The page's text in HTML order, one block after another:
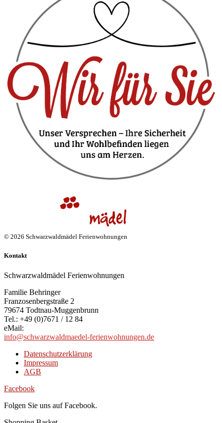
© 2026 Schwarzwaldmädel Ferienwohnungen
Kontakt
Schwarzwaldmädel Ferienwohnungen
Familie Behringer
Franzosenbergstraße 2
79674 Todtnau-Muggenbrunn
Tel.: +49 (0)7671 / 12 84
eMail:
info@schwarzwaldmaedel-ferienwohnungen.de
Datenschutzerklärung
Impressum
AGB
Facebook
Folgen Sie uns auf Facebook.